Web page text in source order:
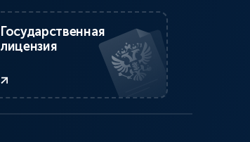
Государственная
лицензия